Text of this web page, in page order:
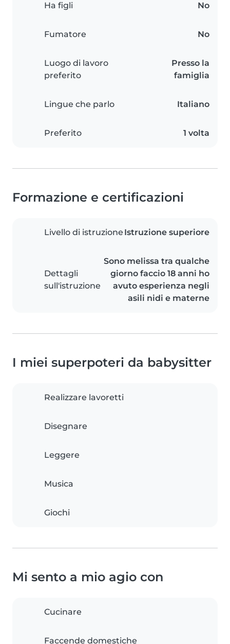
Ha figli No
Fumatore No
Luogo di lavoro
preferito
Presso la
famiglia
Lingue che parlo Italiano
Preferito 1 volta
Formazione e certificazioni
Livello di istruzione Istruzione superiore
Dettagli
sull'istruzione
Sono melissa tra qualche
giorno faccio 18 anni ho
avuto esperienza negli
asili nidi e materne
I miei superpoteri da babysitter
Realizzare lavoretti
Disegnare
Leggere
Musica
Giochi
Mi sento a mio agio con
Cucinare
Faccende domestiche